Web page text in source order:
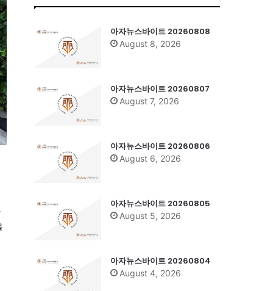
아자뉴스바이트 20260808
August 8, 2026
아자뉴스바이트 20260807
August 7, 2026
아자뉴스바이트 20260806
August 6, 2026
아자뉴스바이트 20260805
August 5, 2026
아자뉴스바이트 20260804
August 4, 2026